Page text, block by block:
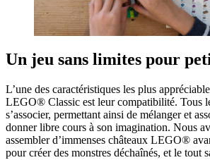
Un jeu sans limites pour
L’une des caractéristiques les plus
LEGO® Classic est leur compatibilité. Tous
s’associer, permettant ainsi de mélanger et
donner libre cours à son imagination. Nous
assembler d’immenses châteaux LEGO®
pour créer des monstres déchaînés, et le tout